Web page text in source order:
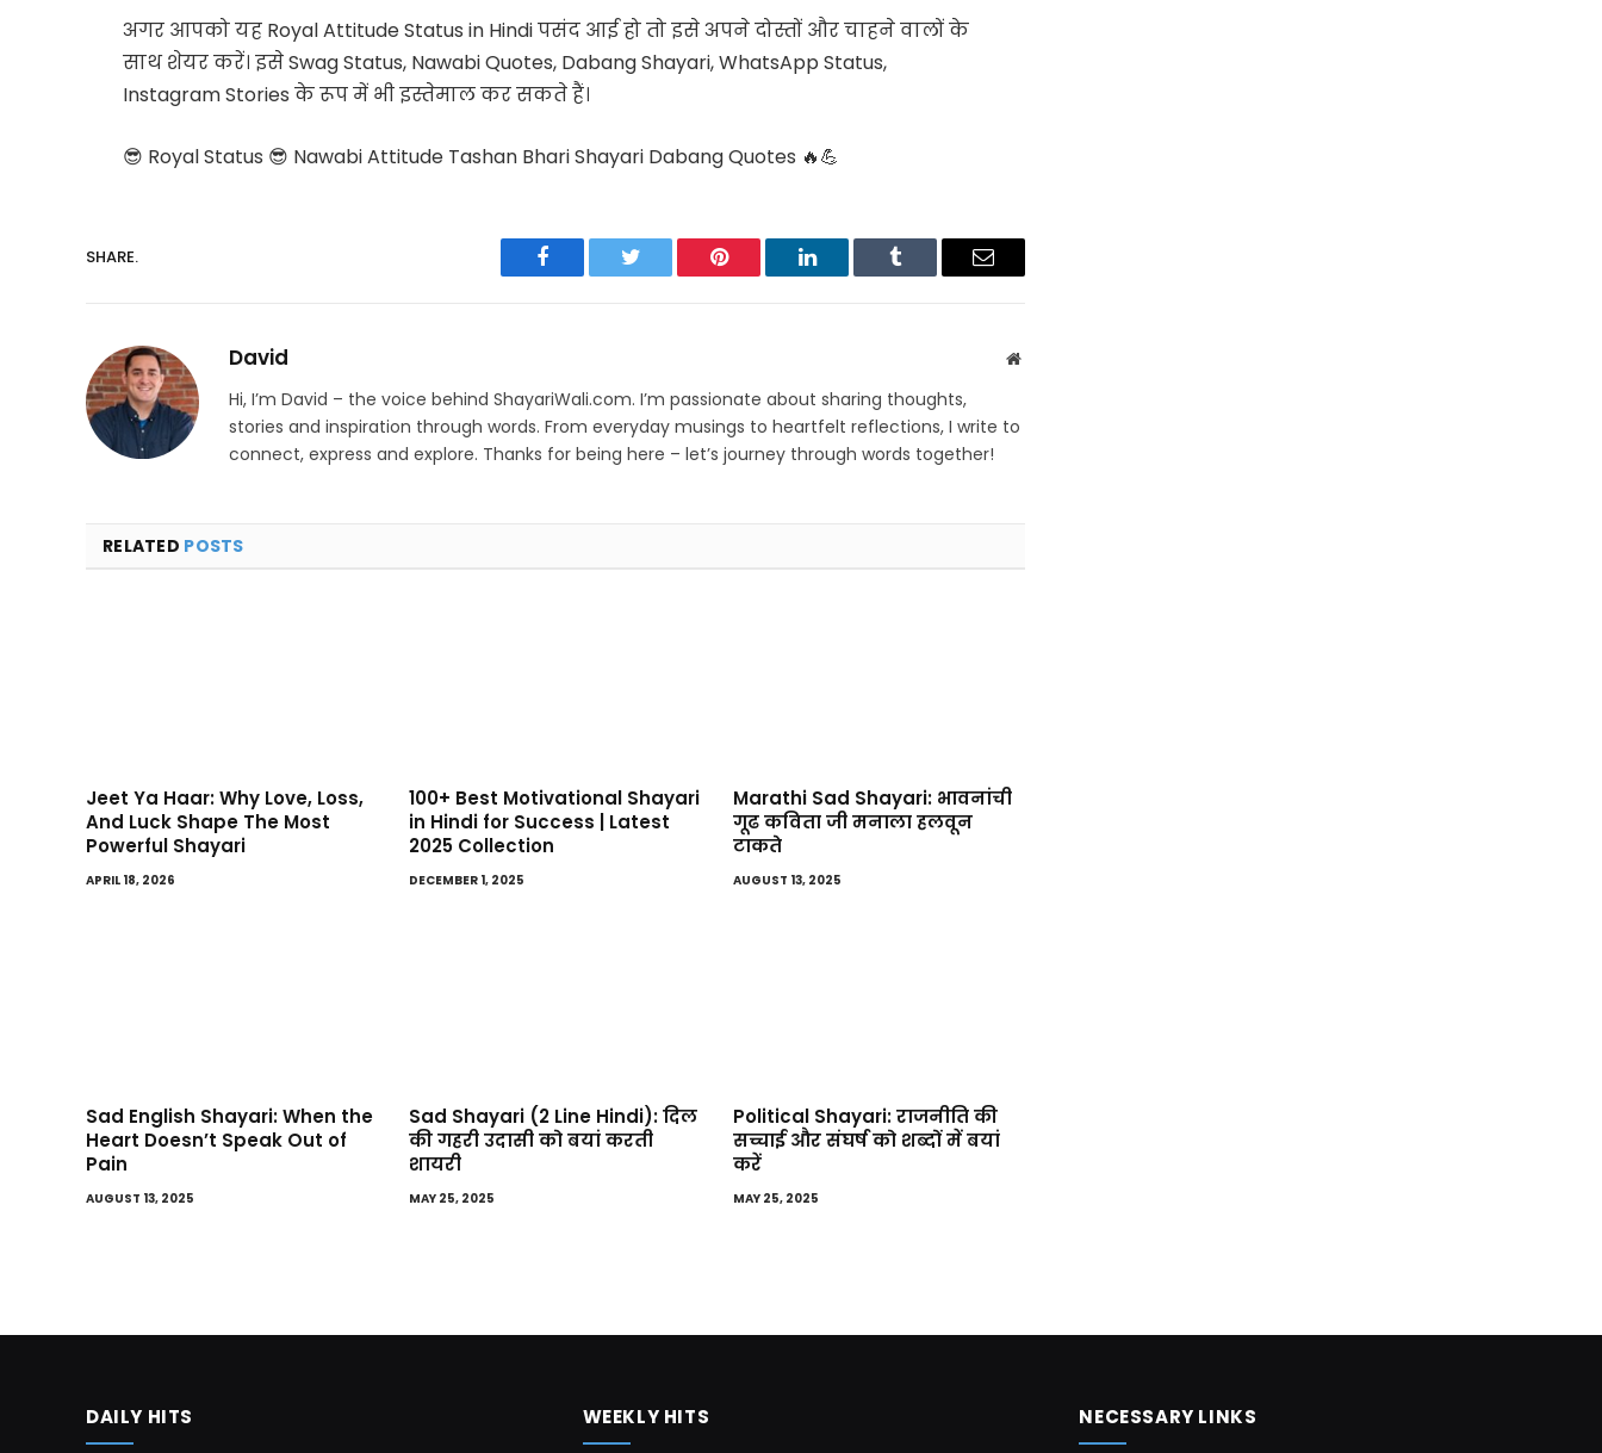
अगर आपको यह Royal Attitude Status in Hindi पसंद आई हो तो इसे अपने दोस्तों और चाहने वालों के
साथ शेयर करें। इसे Swag Status, Nawabi Quotes, Dabang Shayari, WhatsApp Status,
Instagram Stories के रूप में भी इस्तेमाल कर सकते हैं।
😎 Royal Status 😎 Nawabi Attitude Tashan Bhari Shayari Dabang Quotes 🔥💪
SHARE.
Facebook Twitter Pinterest LinkedIn Tumblr Email
David Website
Hi, I’m David – the voice behind ShayariWali.com. I’m passionate about sharing thoughts,
stories and inspiration through words. From everyday musings to heartfelt reflections, I write to
connect, express and explore. Thanks for being here – let’s journey through words together!
RELATED POSTS
Jeet Ya Haar: Why Love, Loss,
And Luck Shape The Most
Powerful Shayari
APRIL 18, 2026
100+ Best Motivational Shayari
in Hindi for Success | Latest
2025 Collection
DECEMBER 1, 2025
Marathi Sad Shayari: भावनांची
गूढ कविता जी मनाला हलवून
टाकते
AUGUST 13, 2025
Sad English Shayari: When the
Heart Doesn’t Speak Out of
Pain
AUGUST 13, 2025
Sad Shayari (2 Line Hindi): दिल
की गहरी उदासी को बयां करती
शायरी
MAY 25, 2025
Political Shayari: राजनीति की
सच्चाई और संघर्ष को शब्दों में बयां
करें
MAY 25, 2025
DAILY HITS WEEKLY HITS NECESSARY LINKS